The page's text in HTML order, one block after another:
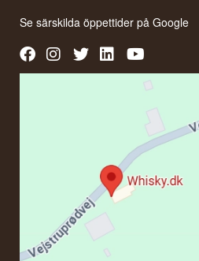
Se särskilda öppettider påGoogle